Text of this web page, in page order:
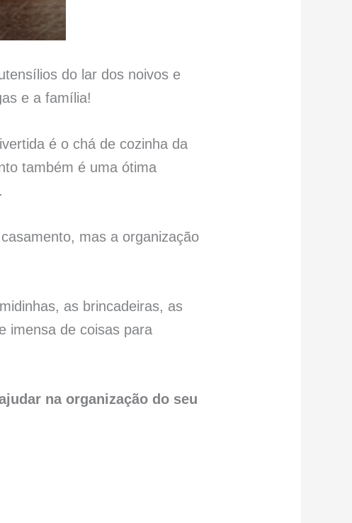
do lar dos noivos e
e a família!
é o chá de cozinha da
também é uma ótima
mas a organização
as brincadeiras, as
imensa de coisas para
na organização do seu